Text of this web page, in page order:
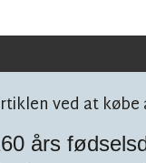
ved at
års